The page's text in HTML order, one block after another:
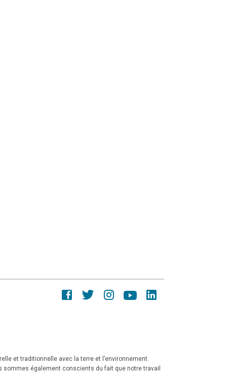
et traditionnelle avec la terre et l’environnement.
sommes également conscients du fait que notre travail